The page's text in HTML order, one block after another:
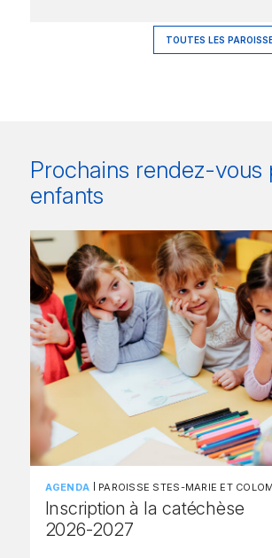
Prochains rendez-vous
enfants
AGENDA PAROISSE STES-MARIE ET
Inscription à la catéchèse
2026-2027